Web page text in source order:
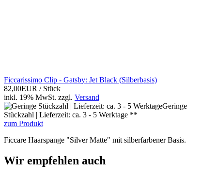
Ficcarissimo Clip - Gatsby: Jet Black (Silberbasis)
82,00EUR / Stück
inkl. 19% MwSt. zzgl. Versand
Geringe
Stückzahl | Lieferzeit: ca. 3 - 5 Werktage **
zum Produkt
Ficcare Haarspange "Silver Matte" mit silberfarbener Basis.
Wir empfehlen auch